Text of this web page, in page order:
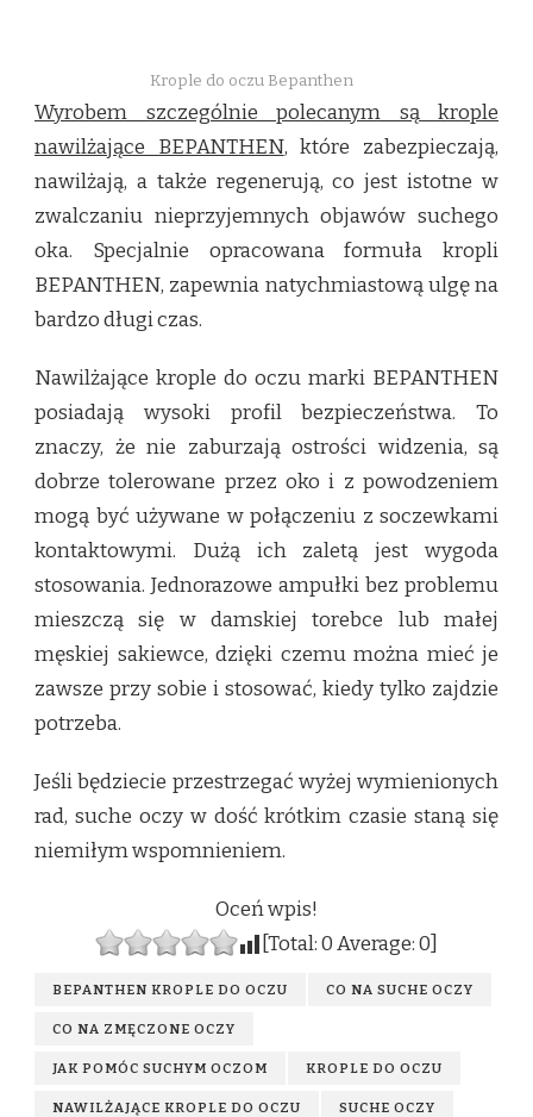
Krople do oczu Bepanthen
Wyrobem szczególnie polecanym są krople
nawilżające BEPANTHEN, które zabezpieczają,
nawilżają, a także regenerują, co jest istotne w
zwalczaniu nieprzyjemnych objawów suchego
oka. Specjalnie opracowana formuła kropli
BEPANTHEN, zapewnia natychmiastową ulgę na
bardzo długi czas.
Nawilżające krople do oczu marki BEPANTHEN
posiadają wysoki profil bezpieczeństwa. To
znaczy, że nie zaburzają ostrości widzenia, są
dobrze tolerowane przez oko i z powodzeniem
mogą być używane w połączeniu z soczewkami
kontaktowymi. Dużą ich zaletą jest wygoda
stosowania. Jednorazowe ampułki bez problemu
mieszczą się w damskiej torebce lub małej
męskiej sakiewce, dzięki czemu można mieć je
zawsze przy sobie i stosować, kiedy tylko zajdzie
potrzeba.
Jeśli będziecie przestrzegać wyżej wymienionych
rad, suche oczy w dość krótkim czasie staną się
niemiłym wspomnieniem.
Oceń wpis!
[Total:0Average:0]
BEPANTHEN KROPLE DO OCZU CO NA SUCHE OCZY
CO NA ZMĘCZONE OCZY
JAK POMÓC SUCHYM OCZOM KROPLE DO OCZU
NAWILŻAJĄCE KROPLE DO OCZU SUCHE OCZY